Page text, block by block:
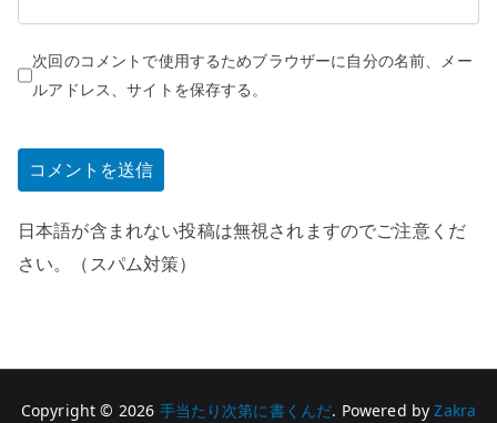
次回のコメントで使用するためブラウザーに自分の名前、メー
ルアドレス、サイトを保存する。
日本語が含まれない投稿は無視されますのでご注意くだ
さい。（スパム対策）
Copyright © 2026 手当たり次第に書くんだ. Powered byZakra